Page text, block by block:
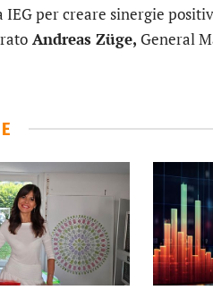
IEG per creare sinergie
Andreas Züge, General